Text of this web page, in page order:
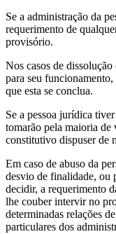
Se a administração da
requerimento de
provisório.
Nos casos de
para seu
que esta se conclua.
Se a pessoa jurídica
tomarão pela maioria de
constitutivo dispuser de
Em caso de abuso da
desvio de finalidade, ou
decidir, a requerimento
lhe couber intervir no
determinadas relações
particulares dos